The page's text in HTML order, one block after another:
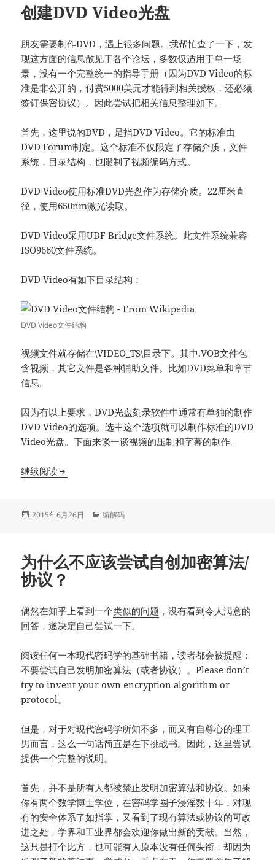
创建DVD Video光盘
朋友需要制作DVD，遇上很多问题。我帮忙查了一下，发
现这方面的信息散见于各个论坛，多数仅适用于单一场
景，没有一个完整统一的指导手册（因为DVD Video的标
准是非公开的，付费5000美元才能得到相关授权，还必须
签订保密协议）。因此尝试把相关信息整理如下。
首先，这里说的DVD，是指DVD Video。它的标准由
DVD Forum制定。这个标准不仅限定了存储介质，文件
系统，目录结构，也限制了视频编码方式。
DVD Video使用标准DVD光盘作为存储介质。22厘米直
径，使用650nm激光读取。
DVD Video采用UDF Bridge文件系统。此文件系统兼容
ISO9660文件系统。
DVD Video有如下目录结构：
DVD Video文件结构
视频文件就存储在\VIDEO_TS\目录下。其中.VOB文件包
含视频，其它文件是各种辅助文件。比如DVD菜单和章节
信息。
因为有以上要求，DVD光盘刻录软件中通常有单独的制作
DVD Video的选项。选中这个选项就可以制作标准的DVD
Video光盘。下面来谈一谈视频的压制和字幕的制作。
继续阅读创建DVD Video光盘
发
2015年6月26日
分
编解码
为什么不应该尝试自创加密算法/
协议？
偶然在知乎上看到一个类似的问题 ，没有看到令人满意的
回答，遂决定自己尝试一下。
阅读任何一本现代密码学的基础书籍，读者都会被提醒：
不要尝试自己发明加密算法（或者协议）。Please don’t
try to invent your own encryption algorithm or
protocol。
但是，对于对现代密码学所知不多，而又有自尊心的理工
男而言，这么一句话简直是在下挑战书。因此，这里尝试
提供一个完整的说明。
首先，并不是所有人都被禁止发明加密算法和协议。如果
你有两个数学博士学位，在密码学圈子浸淫数十年，对现
有的安全体系了如指掌，又看到了现有算法或协议的可改
进之处，学界和工业界都会欢迎你做出新的贡献。当然，
这只是打个比方，也可能有人原本没有任何头衔，却因为